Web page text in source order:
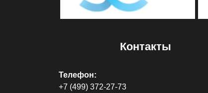
Контакты
Телефон:
+7 (499) 372-27-73